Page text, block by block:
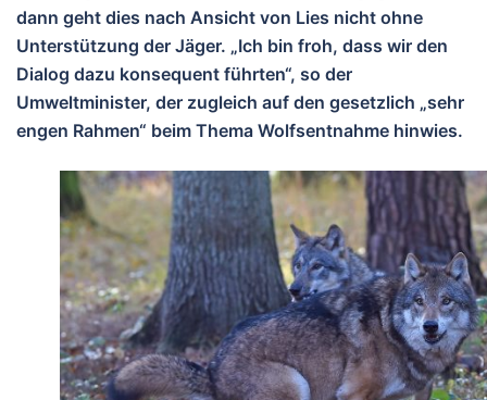
dann geht dies nach Ansicht von Lies nicht ohne
Unterstützung der Jäger. „Ich bin froh, dass wir den
Dialog dazu konsequent führten“, so der
Umweltminister, der zugleich auf den gesetzlich „sehr
engen Rahmen“ beim Thema Wolfsentnahme hinwies.